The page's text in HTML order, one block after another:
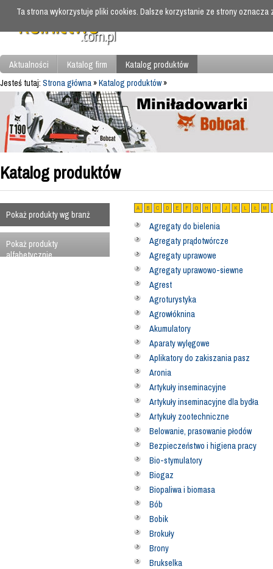
Aktualności Katalog firm
Katalog produktów
Jesteś tutaj: Strona główna»Katalog produktów»
Katalog produktów
Pokaż produkty wg branż
Pokaż produkty
alfabetycznie
A B C D E F G H I J K L Ł M
Agregaty do bielenia
Agregaty prądotwórcze
Agregaty uprawowe
Agregaty uprawowo-siewne
Agrest
Agroturystyka
Agrowłóknina
Akumulatory
Aparaty wylęgowe
Aplikatory do zakiszania pasz
Aronia
Artykuły inseminacyjne
Artykuły inseminacyjne dla bydła
Artykuły zootechniczne
Belowanie, prasowanie płodów
Bezpieczeństwo i higiena pracy
Bio-stymulatory
Biogaz
Biopaliwa i biomasa
Bób
Bobik
Brokuły
Brony
Brukselka
Ta strona wykorzystuje pliki cookies. Dalsze korzystanie ze strony